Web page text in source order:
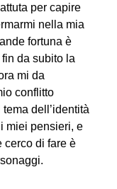
per capire
nella mia
fortuna è
da subito la
mi da
conflitto
dell’identità
miei pensieri, e
cerco di fare è